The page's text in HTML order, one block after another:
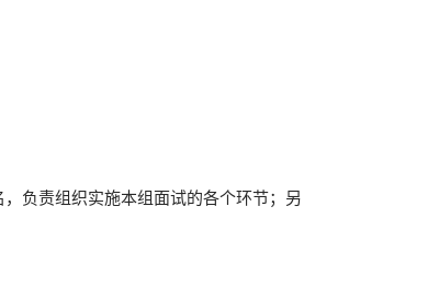
负责组织实施本组面试的各个环节；另